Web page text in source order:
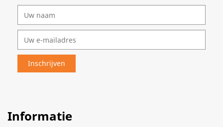
Informatie